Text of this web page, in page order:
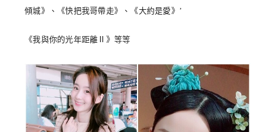
傾城》、《快把我哥帶走》、《大約是愛》’
《我與你的光年距離Ⅱ》等等